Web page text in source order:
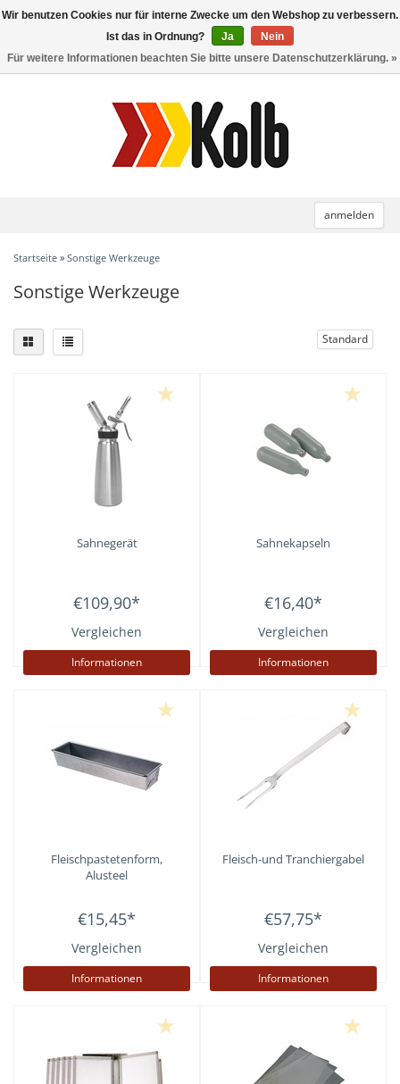
anmelden
Toggle
Startseite » Sonstige Werkzeuge
Sonstige Werkzeuge
Standard
Sahnegerät
€109,90*
Vergleichen
Informationen
Sahnekapseln
€16,40*
Vergleichen
Informationen
Fleischpastetenform,
Alusteel
€15,45*
Vergleichen
Informationen
Fleisch-und Tranchiergabel
€57,75*
Vergleichen
Informationen
Wir benutzen Cookies nur für interne Zwecke um den Webshop zu verbessern.
Ist das in Ordnung?
Ja
Nein
Für weitere Informationen beachten Sie bitte unsere Datenschutzerklärung. »